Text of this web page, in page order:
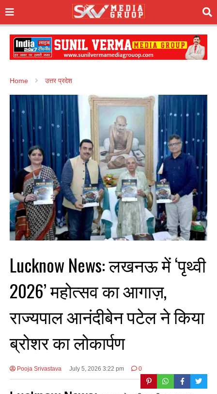
Home उत्तर प्रदेश
Lucknow News: लखनऊ में ‘पृथ्वी
2026’ महोत्सव का आगाज़,
राज्यपाल आनंदीबेन पटेल ने किया
ब्रोशर का लोकार्पण
Pooja Srivastava July 5, 2026 3:22 pm 0